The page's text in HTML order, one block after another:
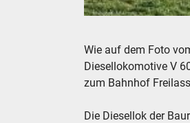
Wie auf dem Foto
Diesellokomotive V
zum Bahnhof
Die Diesellok der